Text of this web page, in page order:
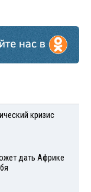
кризис
дать Африке